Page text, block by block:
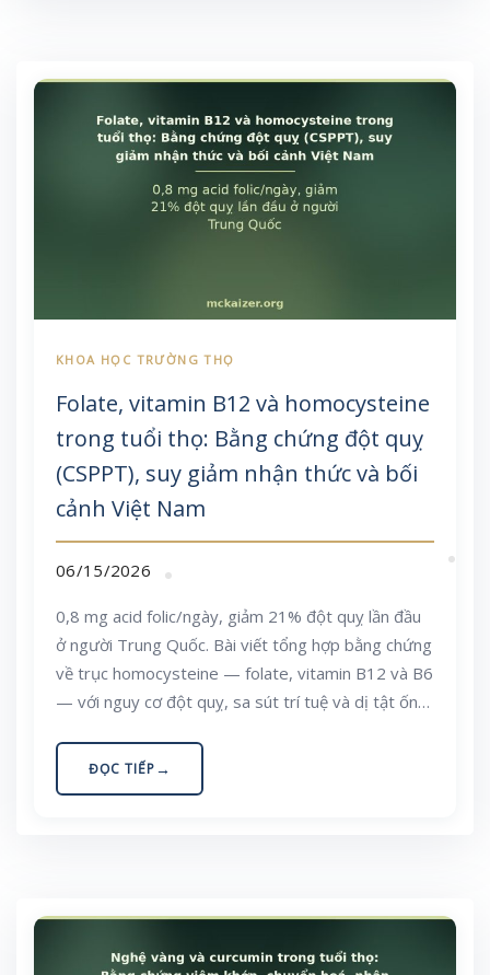
Folate, vitamin B12 và homocysteine
trong tuổi thọ: Bằng chứng đột quỵ
(CSPPT), suy giảm nhận thức và bối
cảnh Việt Nam
06/15/2026
0,8 mg acid folic/ngày, giảm 21% đột quỵ lần đầu
ở người Trung Quốc. Bài viết tổng hợp bằng chứng
về trục homocysteine — folate, vitamin B12 và B6
— với nguy cơ đột quỵ, sa sút trí tuệ và dị tật ống
cho tư vấn y khoa cá nhân.
ĐỌC TIẾP